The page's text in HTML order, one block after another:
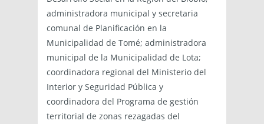
administradora municipal y secretaria
comunal de Planificación en la
Municipalidad de Tomé; administradora
municipal de la Municipalidad de Lota;
coordinadora regional del Ministerio del
Interior y Seguridad Pública y
coordinadora del Programa de gestión
territorial de zonas rezagadas del